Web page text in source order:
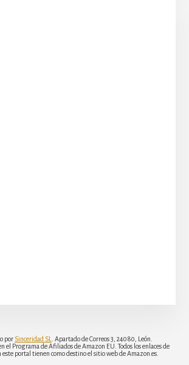
por Sinceridad SL
. Apartado de Correos 3, 24080, León.
el Programa de Afiliados de Amazon EU. Todos los enlaces de
portal tienen como destino el sitio web de Amazon.es.